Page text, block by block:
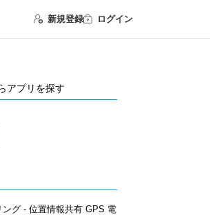
新規登録 ログイン
アプリを探す
ング - 位置情報共有 GPS 電